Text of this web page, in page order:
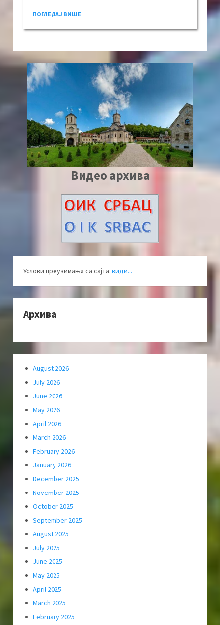
ПОГЛЕДАЈ ВИШЕ
Видео архива
Услови преузимања са сајта: види...
Архива
August 2026
July 2026
June 2026
May 2026
April 2026
March 2026
February 2026
January 2026
December 2025
November 2025
October 2025
September 2025
August 2025
July 2025
June 2025
May 2025
April 2025
March 2025
February 2025